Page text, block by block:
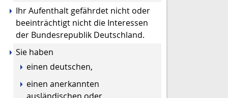
Ihr Aufenthalt gefährdet nicht oder
beeinträchtigt nicht die Interessen
der Bundesrepublik Deutschland.
Sie haben
einen deutschen,
einen anerkannten